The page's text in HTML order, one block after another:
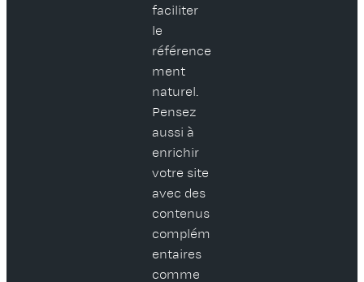
faciliter
le
référence
ment
naturel.
Pensez
aussi à
enrichir
votre site
avec des
contenus
complém
entaires
comme